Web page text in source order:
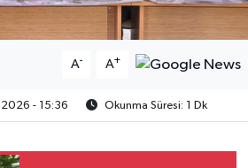
A- A+
- 15:36 Okunma Süresi: 1 Dk